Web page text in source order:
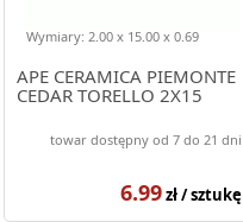
APE CERAMICA PIEMONTE
CEDAR TORELLO 2X15
Wymiary: 2.00 x 15.00 x 0.69
towar dostępny od 7 do 21 dni
6.99zł / sztukę